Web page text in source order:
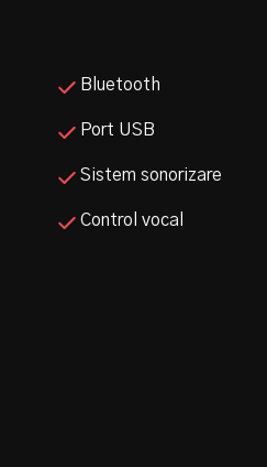
Bluetooth
Port USB
Sistem sonorizare
Control vocal